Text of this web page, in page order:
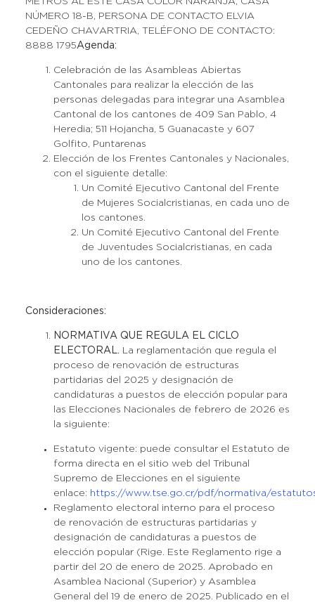
NÚMERO 18-B, PERSONA DE CONTACTO ELVIA
CEDEÑO CHAVARTRIA, TELÉFONO DE CONTACTO:
8888 1795Agenda:
Celebración de las Asambleas Abiertas
Cantonales para realizar la elección de las
personas delegadas para integrar una Asamblea
Cantonal de los cantones de 409 San Pablo, 4
Heredia; 511 Hojancha, 5 Guanacaste y 607
Golfito, Puntarenas
Elección de los Frentes Cantonales y Nacionales,
con el siguiente detalle:
Un Comité Ejecutivo Cantonal del Frente
de Mujeres Socialcristianas, en cada uno de
los cantones.
Un Comité Ejecutivo Cantonal del Frente
de Juventudes Socialcristianas, en cada
uno de los cantones.
Consideraciones:
NORMATIVA QUE REGULA EL CICLO
ELECTORAL.
La reglamentación que regula el
proceso de renovación de estructuras
partidarias del 2025 y designación de
candidaturas a puestos de elección popular para
las Elecciones Nacionales de febrero de 2026 es
la siguiente:
Estatuto vigente: puede consultar el Estatuto de
forma directa en el sitio web del Tribunal
Supremo de Elecciones en el siguiente
enlace: https://www.tse.go.cr/pdf/normativa/
Reglamento electoral interno para el proceso
de renovación de estructuras partidarias y
designación de candidaturas a puestos de
elección popular (Rige. Este Reglamento rige a
partir del 20 de enero de 2025. Aprobado en
Asamblea Nacional (Superior) y Asamblea
General del 19 de enero de 2025. Publicado en el